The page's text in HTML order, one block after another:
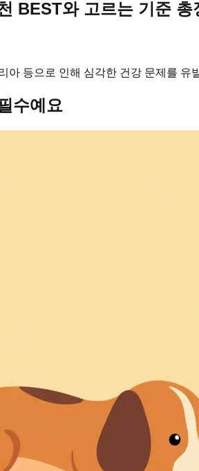
BEST와 고르는 기준 총
아 등으로 인해 심각한 건강 문제를
수예요